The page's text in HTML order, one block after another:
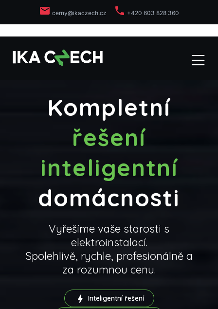
Kompletní
řešení
inteligentní
domácnosti
Vyřešíme vaše starosti s
elektroinstalací.
Spolehlivě, rychle, profesionálně a
za rozumnou cenu.
bolt Inteligentní řešení
local_post_office cerny@ikaczech.cz phone +420 603 828 360